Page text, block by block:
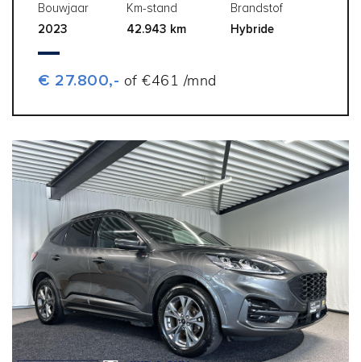
Bouwjaar
2023
Km-stand
42.943 km
Brandstof
Hybride
€ 27.800,- of €461 /mnd